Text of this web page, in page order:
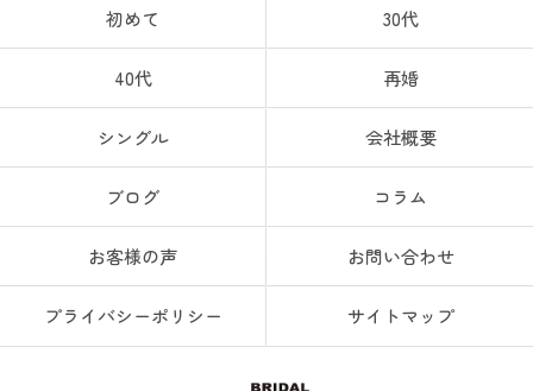
初めて 30代
40代 再婚
シングル 会社概要
ブログ コラム
お客様の声 お問い合わせ
プライバシーポリシー サイトマップ